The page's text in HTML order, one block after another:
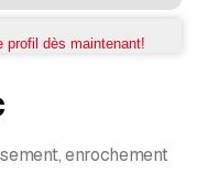
profil dès maintenant!
enrochement